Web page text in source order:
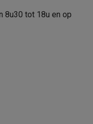
8u30 tot 18u en op